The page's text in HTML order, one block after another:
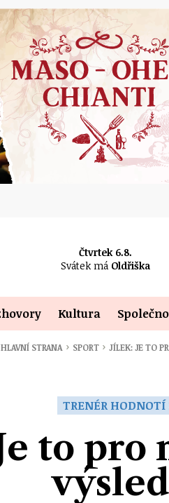
Čtvrtek 6.8.
Svátek má Oldřiška
Kultura
HLAVNÍ STRANA › SPORT › JÍLEK: JE TO
TRENÉR HODNOTÍ
to pro